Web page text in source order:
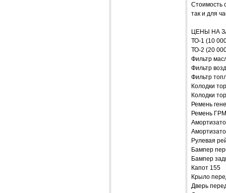
Стоимость
так и для
ЦЕНЫ НА
ТО-1 (10
ТО-2 (20
Фильтр
Фильтр
Фильтр
Колодки
Колодки
Ремень
Ремень
Рулевая
Бампер
Бампер
Капот 155
Крыло
Дверь